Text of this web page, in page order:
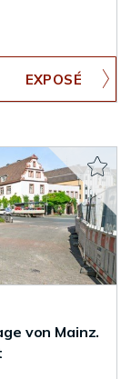
von Mainz.